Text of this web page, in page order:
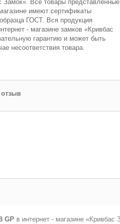
Замок». Все товары
имеют сертификаты
ГОСТ. Вся продукция
- магазине замков «Кривбас
гарантию и может быть
несоответствия товара.
отзыв
GP в интернет - магазине